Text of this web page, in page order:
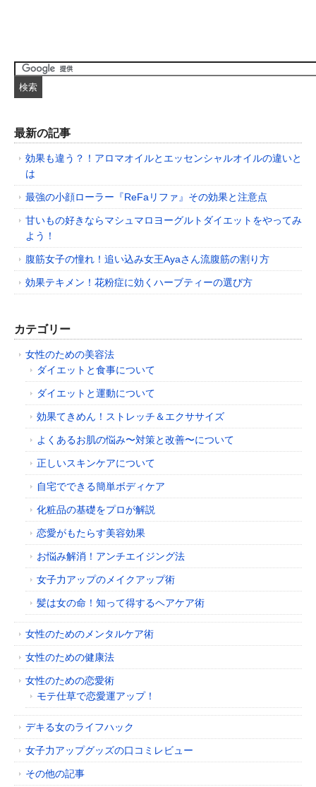
最新の記事
効果も違う？！アロマオイルとエッセンシャルオイルの違いと
は
最強の小顔ローラー『ReFaリファ』その効果と注意点
甘いもの好きならマシュマロヨーグルトダイエットをやってみ
よう！
腹筋女子の憧れ！追い込み女王Ayaさん流腹筋の割り方
効果テキメン！花粉症に効くハーブティーの選び方
カテゴリー
女性のための美容法
ダイエットと食事について
ダイエットと運動について
効果てきめん！ストレッチ＆エクササイズ
よくあるお肌の悩み〜対策と改善〜について
正しいスキンケアについて
自宅でできる簡単ボディケア
化粧品の基礎をプロが解説
恋愛がもたらす美容効果
お悩み解消！アンチエイジング法
女子力アップのメイクアップ術
髪は女の命！知って得するヘアケア術
女性のためのメンタルケア術
女性のための健康法
女性のための恋愛術
モテ仕草で恋愛運アップ！
デキる女のライフハック
女子力アップグッズの口コミレビュー
その他の記事